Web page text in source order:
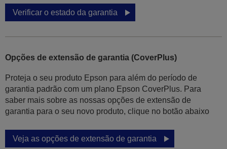
Verificar o estado da garantia
Opções de extensão de garantia (CoverPlus)
Proteja o seu produto Epson para além do período de
garantia padrão com um plano Epson CoverPlus. Para
saber mais sobre as nossas opções de extensão de
garantia para o seu novo produto, clique no botão abaixo
Veja as opções de extensão de garantia